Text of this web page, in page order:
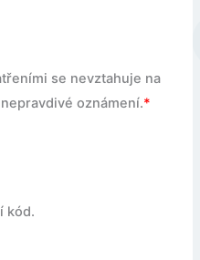
se nevztahuje na
oznámení.*
kód.